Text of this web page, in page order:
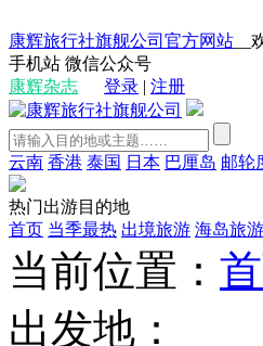
康辉旅行社旗舰公司官方网站
手机站 微信公众号
康辉杂志
登录 | 注册
云南 香港 泰国 日本 巴厘岛 邮轮
热门出游目的地
首页 当季最热 出境旅游 海岛旅游
当前位置：
出发地：